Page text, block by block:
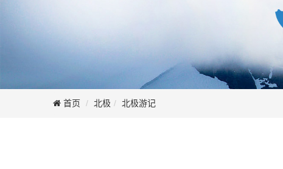
首页 北极 北极游记